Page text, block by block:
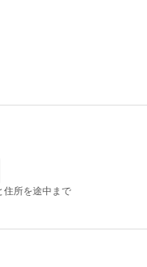
住所を途中まで